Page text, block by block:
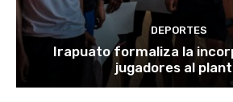
DEPORTES
Irapuato formaliza la
jugadores al